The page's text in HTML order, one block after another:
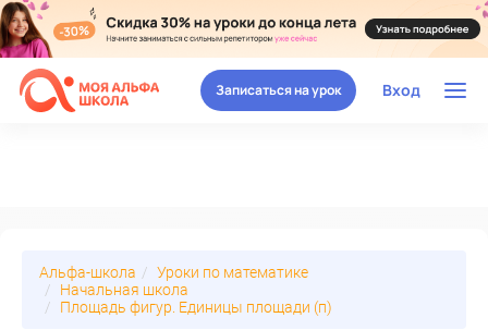
Вход
Записаться на урок
Альфа-школа
Уроки по математике
Начальная школа
Площадь фигур. Единицы площади (п)